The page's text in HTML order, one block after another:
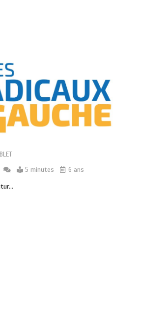
5 minutes 6 ans